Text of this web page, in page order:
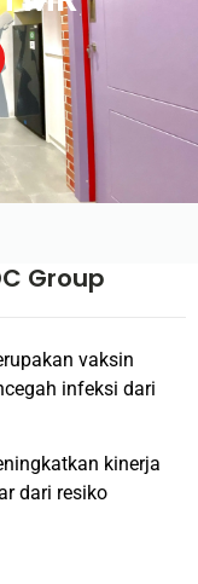
Group
vaksin
infeksi dari
kinerja
dari resiko